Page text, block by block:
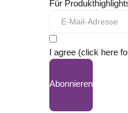
Für
I agree (click here
Abonnieren